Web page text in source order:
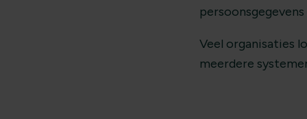
Veel organisaties
meerdere